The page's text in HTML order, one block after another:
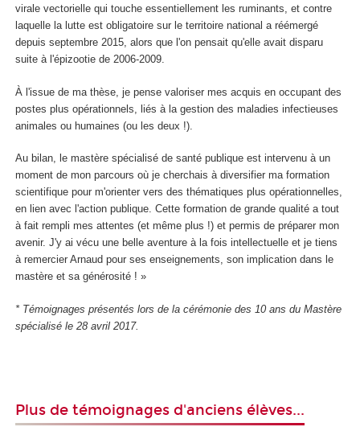
virale vectorielle qui touche essentiellement les ruminants, et contre
laquelle la lutte est obligatoire sur le territoire national a réémergé
depuis septembre 2015, alors que l'on pensait qu'elle avait disparu
suite à l'épizootie de 2006-2009.
À l'issue de ma thèse, je pense valoriser mes acquis en occupant des
postes plus opérationnels, liés à la gestion des maladies infectieuses
animales ou humaines (ou les deux !).
Au bilan, le mastère spécialisé de santé publique est intervenu à un
moment de mon parcours où je cherchais à diversifier ma formation
scientifique pour m'orienter vers des thématiques plus opérationnelles,
en lien avec l'action publique. Cette formation de grande qualité a tout
à fait rempli mes attentes (et même plus !) et permis de préparer mon
avenir. J'y ai vécu une belle aventure à la fois intellectuelle et je tiens
à remercier Arnaud pour ses enseignements, son implication dans le
mastère et sa générosité ! »
* Témoignages présentés lors de la cérémonie des 10 ans du Mastère
spécialisé le 28 avril 2017.
Plus de témoignages d'anciens élèves...